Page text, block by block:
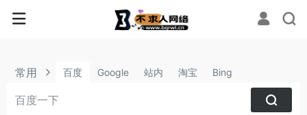
常用 百度 Google 站内 淘宝 Bing